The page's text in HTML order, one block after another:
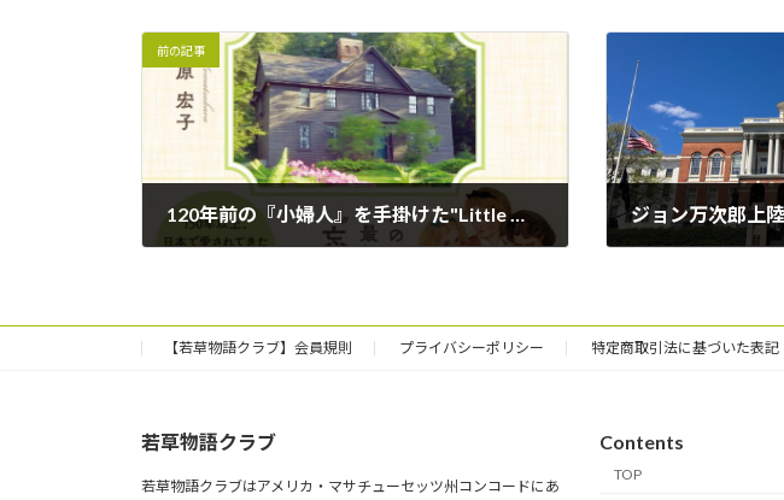
前の記事
120年前の『小婦人』を手掛けた"Little Women”初邦訳者の謎に迫る『もう一つの「若草物語』が発刊となりました
【若草物語クラブ】会員規則 プライバシーポリシー 特定商取引法に基づいた表記
若草物語クラブ
若草物語クラブはアメリカ・マサチューセッツ州コンコードにあ
Contents
TOP